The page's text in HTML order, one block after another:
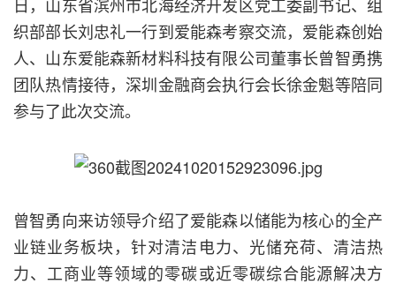
日，山东省滨州市北海经济开发区党工委副书记、组
织部部长刘忠礼一行到爱能森考察交流，爱能森创始
人、山东爱能森新材料科技有限公司董事长曾智勇携
团队热情接待，深圳金融商会执行会长徐金魁等陪同
参与了此次交流。
曾智勇向来访领导介绍了爱能森以储能为核心的全产
业链业务板块，针对清洁电力、光储充荷、清洁热
力、工商业等领域的零碳或近零碳综合能源解决方